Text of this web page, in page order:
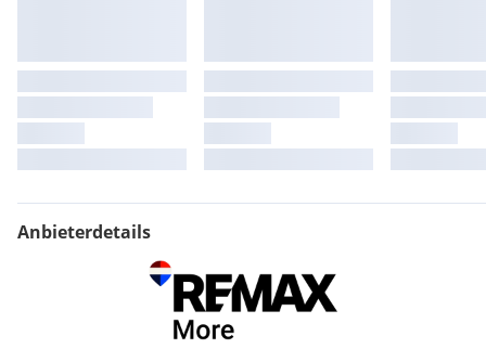
Anbieterdetails